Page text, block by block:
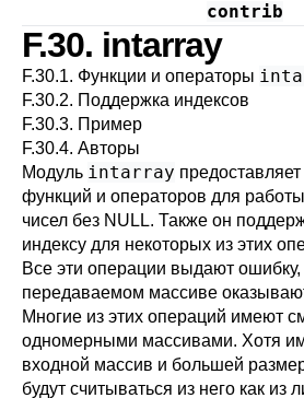
contrib
F.30. intarray
F.30.1. Функции и операторы
F.30.2. Поддержка индексов
F.30.3. Пример
F.30.4. Авторы
Модуль intarray
функций и операторов для
чисел без NULL. Также он
индексу для некоторых из этих
Все эти операции выдают ошибку,
передаваемом массиве
Многие из этих операций имеют
одномерными массивами. Хотя
входной массив и большей
будут считываться из него как из